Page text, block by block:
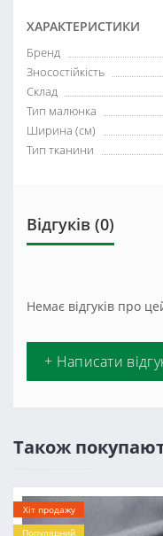
ХАРАКТЕРИСТИКИ
Бренд
Зносостійкість
Склад
Тип малюнка
Ширина (см)
Тип тканини
Відгуків (0)
Немає відгуків про
+ Написати
Також
Хіт продажу
Популярний